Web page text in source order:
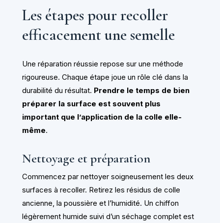
Les étapes pour recoller
efficacement une semelle
Une réparation réussie repose sur une méthode
rigoureuse. Chaque étape joue un rôle clé dans la
durabilité du résultat. Prendre le temps de bien
préparer la surface est souvent plus
important que l’application de la colle elle-
même.
Nettoyage et préparation
Commencez par nettoyer soigneusement les deux
surfaces à recoller. Retirez les résidus de colle
ancienne, la poussière et l’humidité. Un chiffon
légèrement humide suivi d’un séchage complet est